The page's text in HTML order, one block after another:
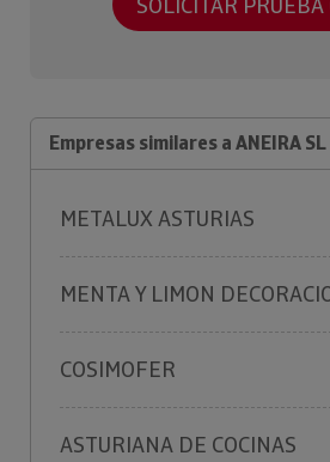
Empresas similares a ANEIRA
METALUX ASTURIAS
MENTA Y LIMON
COSIMOFER
ASTURIANA DE COCINAS